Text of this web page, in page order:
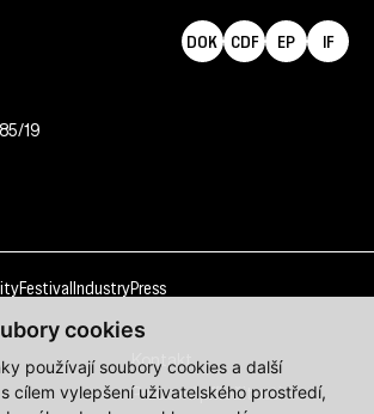
cookies
používají soubory cookies a další
cílem vylepšení uživatelského prostředí,
19
DOK CDF EP IF
Festival IndustryPress
Kontakt
Pracovní příležitosti